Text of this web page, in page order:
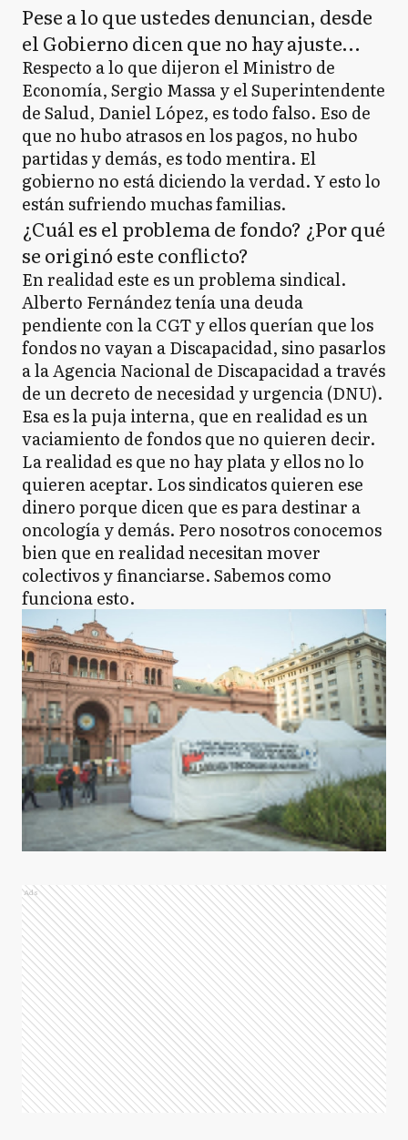
Pese a lo que ustedes denuncian, desde
el Gobierno dicen que no hay ajuste…
Respecto a lo que dijeron el Ministro de
Economía, Sergio Massa y el Superintendente
de Salud, Daniel López, es todo falso. Eso de
que no hubo atrasos en los pagos, no hubo
partidas y demás, es todo mentira. El
gobierno no está diciendo la verdad. Y esto lo
están sufriendo muchas familias.
¿Cuál es el problema de fondo? ¿Por qué
se originó este conflicto?
En realidad este es un problema sindical.
Alberto Fernández tenía una deuda
pendiente con la CGT y ellos querían que los
fondos no vayan a Discapacidad, sino pasarlos
a la Agencia Nacional de Discapacidad a través
de un decreto de necesidad y urgencia (DNU).
Esa es la puja interna, que en realidad es un
vaciamiento de fondos que no quieren decir.
La realidad es que no hay plata y ellos no lo
quieren aceptar. Los sindicatos quieren ese
dinero porque dicen que es para destinar a
oncología y demás. Pero nosotros conocemos
bien que en realidad necesitan mover
colectivos y financiarse. Sabemos como
funciona esto.
Ads